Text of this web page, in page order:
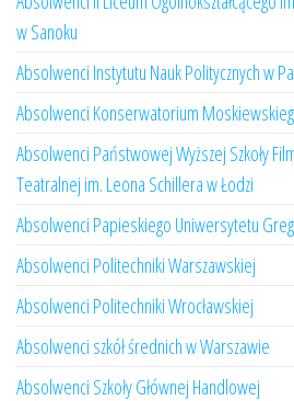
w Sanoku
Absolwenci Instytutu Nauk Politycznych w
Absolwenci Konserwatorium
Absolwenci Państwowej Wyższej Szkoły
Teatralnej im. Leona Schillera w Łodzi
Absolwenci Papieskiego Uniwersytetu
Absolwenci Politechniki Warszawskiej
Absolwenci Politechniki Wrocławskiej
Absolwenci szkół średnich w Warszawie
Absolwenci Szkoły Głównej Handlowej